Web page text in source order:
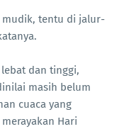
mudik, tentu di jalur-
dan tinggi,
masih belum
cuaca yang
Hari